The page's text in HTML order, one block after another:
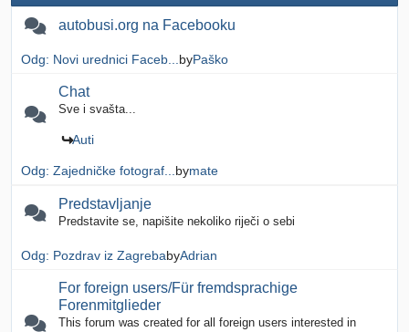
autobusi.org na Facebooku
Odg: Novi urednici Faceb... byPaško
Chat
Sve i svašta...
Auti
Odg: Zajedničke fotograf... bymate
Predstavljanje
Predstavite se, napišite nekoliko riječi o sebi
Odg: Pozdrav iz ZagrebabyAdrian
For foreign users/Für fremdsprachige
Forenmitglieder
This forum was created for all foreign users interested in